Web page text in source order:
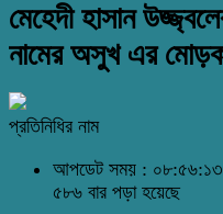
মেহেদী হাসান
নামের অসুখ এর
প্রতিনিধির নাম
আপডেট সময় : ০৮:৫৬:১৩
৫৮৬ বার পড়া হয়েছে